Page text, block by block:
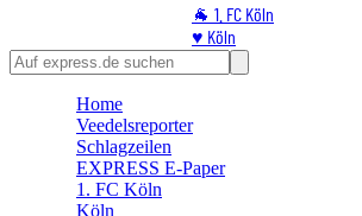
🐐 1. FC Köln
♥️ Köln
⭐ Promi
🛒 Shoppingwelt
Home
Veedelsreporter
Schlagzeilen
EXPRESS E-Paper
1. FC Köln
Köln